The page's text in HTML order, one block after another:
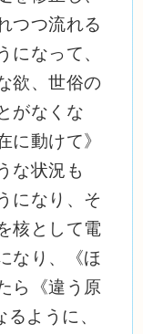
つつ流れる
になって、
欲、世俗の
がなくな
に動けて》
な状況も
になり、そ
核として電
なり、《ほ
ら《違う原
ように、